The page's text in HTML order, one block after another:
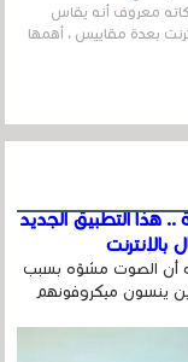
معروف أنه يقاس
بعدة مقاييس ، أهمها
التطبيق الجديد
أن الصوت مشوّه بسبب
ينسون ميكروفونهم